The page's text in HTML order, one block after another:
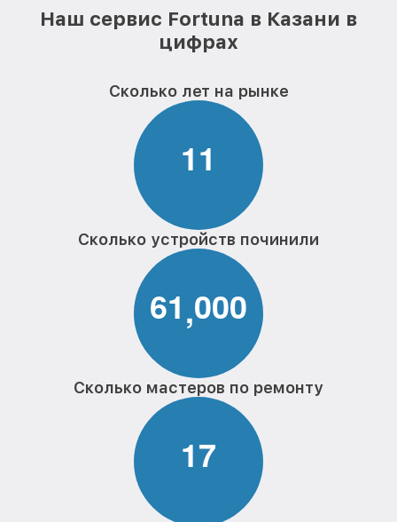
Наш сервис Fortuna в Казани в
цифрах
Сколько лет на рынке
11
Сколько устройств починили
61,000
Сколько мастеров по ремонту
17